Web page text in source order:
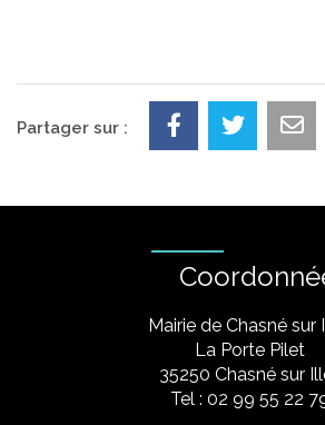
Partager sur :
Mairie de Chasné sur
La Porte Pilet
35250 Chasné sur
Tel : 02 99 55 22